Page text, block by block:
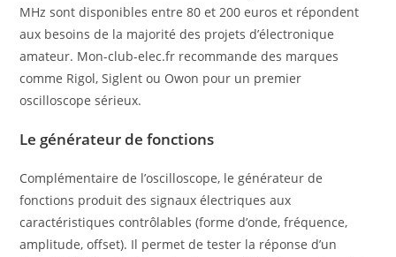
MHz sont disponibles entre 80 et 200 euros et répondent
aux besoins de la majorité des projets d’électronique
amateur. Mon-club-elec.fr recommande des marques
comme Rigol, Siglent ou Owon pour un premier
oscilloscope sérieux.
Le générateur de fonctions
Complémentaire de l’oscilloscope, le générateur de
fonctions produit des signaux électriques aux
caractéristiques contrôlables (forme d’onde, fréquence,
amplitude, offset). Il permet de tester la réponse d’un